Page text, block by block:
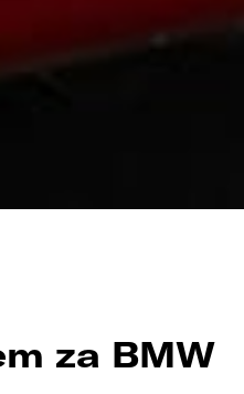
za BMW